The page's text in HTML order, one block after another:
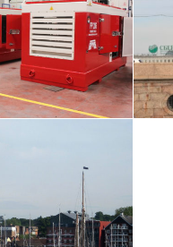
SVR
– İngiltere
Vibro Hammer • Vince